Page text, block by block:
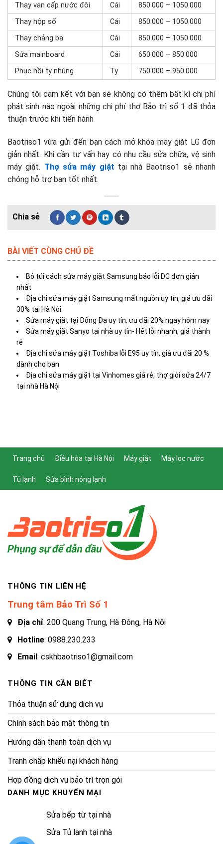
Thay van cấp nước đôi
Cái
850.000 – 1050.000
Thay hộp số
Cái
850.000 – 1050.000
Thay chảng ba
Cái
850.000 – 1050.000
Sửa mainboard
Cái
650.000 – 850.000
Phục hồi ty nhúng
Ty 750.000 – 950.000
Chúng tôi cam kết với bạn sẽ không có thêm bất kì chi phí
phát sinh nào ngoài những chi phí thợ Bảo trì số 1 đã thỏa
thuận trước khi tiến hành
Baotriso1 vừa gửi đến bạn cách mở khóa máy giặt LG đơn
giản nhất. Khi cần tư vấn hay có nhu cầu sửa chữa, vệ sinh
máy giặt. Thợ sửa máy giặt tại nhà Baotriso1 sẽ nhanh
chóng hỗ trợ bạn tốt nhất.
BÀI VIẾT CÙNG CHỦ ĐỀ
Bỏ túi cách sửa máy giặt Samsung báo lỗi DC đơn giản
nhất
Địa chỉ sửa máy giặt Samsung mất nguồn uy tín, giá ưu đãi
30% tại Hà Nội
Sửa máy giặt tại Đống Đa uy tín, ưu đãi 20% ngay hôm nay
Sửa máy giặt Sanyo tại nhà uy tín- Hết lỗi nhanh, giá thành
rẻ
Địa chỉ sửa máy giặt Toshiba lỗi E95 uy tín, giá ưu đãi 20 %
dành cho bạn
Địa chỉ sửa máy giặt tại Vinhomes giá rẻ, thợ giỏi sửa 24/7
tại nhà Hà Nội
Trang chủ Điều hòa tại Hà Nội Máy giặt Máy lọc nước
Tủ lạnh Sửa bình nóng lạnh
THÔNG TIN LIÊN HỆ
Trung tâm Bảo Trì Số 1
Địa chỉ: 200 Quang Trung, Hà Đông, Hà Nội
Hotline: 0988.230.233
Email : cskhbaotriso1@gmail.com
THÔNG TIN CẦN BIẾT
Thỏa thuận sử dụng dịch vụ
Chính sách bảo mật thông tin
Hướng dẫn thanh toán dịch vụ
Tranh chấp khiếu nại khách hàng
Hợp đồng dịch vụ bảo trì trọn gói
DANH MỤC KHUYẾN MẠI
Sửa bếp từ tại nhà
Sửa Tủ lạnh tại nhà